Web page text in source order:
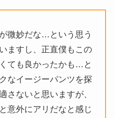
微妙だな…という思う
ますし、正直僕もこの
ても良かったかも…と
なイージーパンツを探
さないと思いますが、
意外にアリだなと感じ